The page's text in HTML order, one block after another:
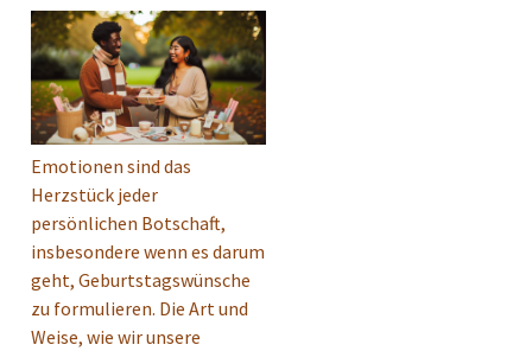
Emotionen sind das
Herzstück jeder
persönlichen Botschaft,
insbesondere wenn es darum
geht, Geburtstagswünsche
zu formulieren. Die Art und
Weise, wie wir unsere